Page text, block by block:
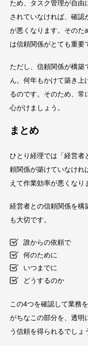
ため、タスク管理が自由
されていなければ、確認
が悪くなります。そのた
は信頼関係がとても重要
ただし、信頼関係が構築
ん。何年もかけて築き上
るのです。そのため、常
心がけましょう。
まとめ
ひとり経理では「経営者
頼関係が築けていなけれ
えて作業効率が悪くなり
経営者との信頼関係を構
も大切です。
誰からの依頼で
何のために
いつまでに
どうするのか
この4つを確認して業務
がちなこの部分を、透明
う信頼を得られるでしょ